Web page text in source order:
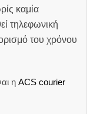
καμία
τηλεφωνική
του χρόνου
ηACS courier